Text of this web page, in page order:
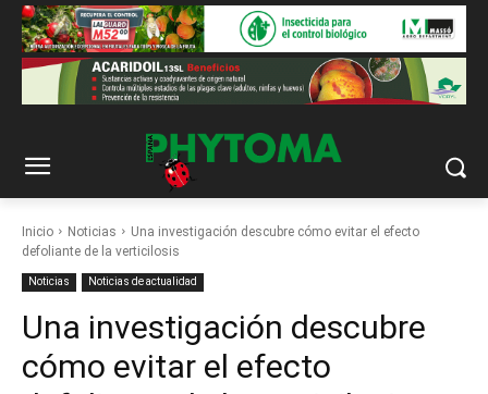
Inicio Noticias
Una investigación descubre cómo evitar el efecto
defoliante de la verticilosis
Noticias Noticias de actualidad
Una investigación descubre
cómo evitar el efecto